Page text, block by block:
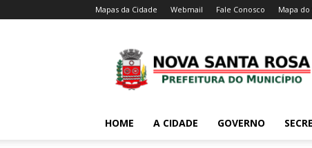
Mapas da Cidade Webmail Fale Conosco Mapa do
HOME A CIDADE GOVERNO